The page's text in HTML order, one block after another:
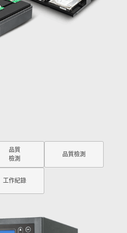
品質
檢測
品質檢測
工作紀錄